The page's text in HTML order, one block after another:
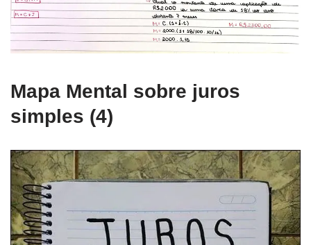
Mapa Mental sobre juros
simples (4)